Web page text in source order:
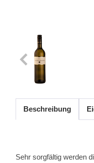
Beschreibung
Sehr sorgfältig werden